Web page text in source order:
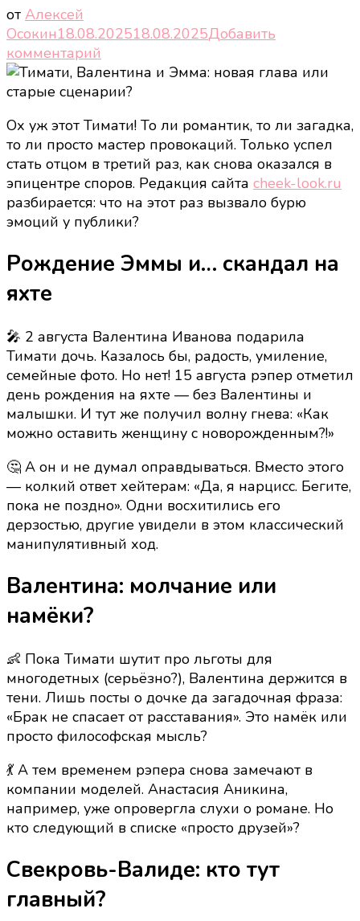
от Алексей
Осокин18.08.202518.08.2025Добавить
комментарий
записи
Тимати,
и
Эмма:
новая
глава
или
старые
Ох уж этот Тимати! То ли романтик, то ли загадка,
то ли просто мастер провокаций. Только успел
стать отцом в третий раз, как снова оказался в
эпицентре споров. Редакция сайта cheek-look.ru
разбирается: что на этот раз вызвало бурю
эмоций у публики?
Рождение Эммы и… скандал на
яхте
🎤 2 августа Валентина Иванова подарила
Тимати дочь. Казалось бы, радость, умиление,
семейные фото. Но нет! 15 августа рэпер отметил
день рождения на яхте — без Валентины и
малышки. И тут же получил волну гнева: «Как
можно оставить женщину с новорожденным?!»
🤔 А он и не думал оправдываться. Вместо этого
— колкий ответ хейтерам: «Да, я нарцисс. Бегите,
пока не поздно». Одни восхитились его
дерзостью, другие увидели в этом классический
манипулятивный ход.
Валентина: молчание или
намёки?
👶 Пока Тимати шутит про льготы для
многодетных (серьёзно?), Валентина держится в
тени. Лишь посты о дочке да загадочная фраза:
«Брак не спасает от расставания». Это намёк или
просто философская мысль?
💃 А тем временем рэпера снова замечают в
компании моделей. Анастасия Аникина,
например, уже опровергла слухи о романе. Но
кто следующий в списке «просто друзей»?
Свекровь-Валиде: кто тут
главный?